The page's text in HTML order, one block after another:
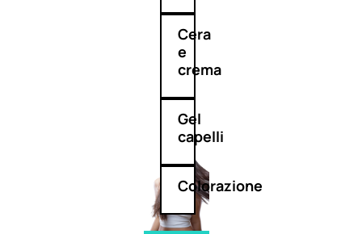
Cera
e
crema
Gel
capelli
Colorazione